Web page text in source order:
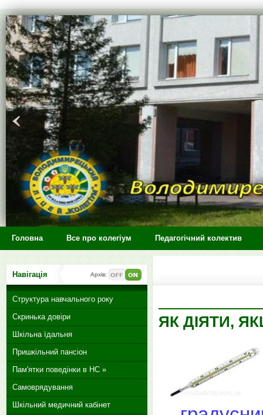
>
Головна Все про колегіум Педагогічний колектив
ЯК ДІЯТИ,
Навігація Архів:
Структура навчального року
Скринька довіри
Шкільна їдальня
Пришкільний пансіон
Пам'ятки поведінки в НС »
Самоврядування
Шкільний медичний кабінет